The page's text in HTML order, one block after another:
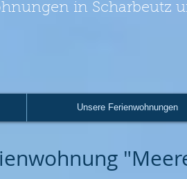
in Scharbeutz
Unsere Ferienwohnungen